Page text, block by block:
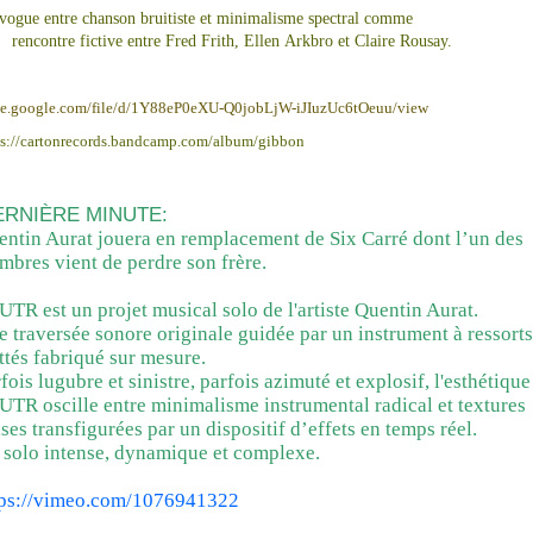
entre chanson bruitiste et minimalisme spectral comme
rencontre fictive entre Fred Frith, Ellen Arkbro et Claire Rousay.
file/d/1Y88eP0eXU-Q0jobLjW-iJIuzUc6tOeuu/view
cartonrecords.bandcamp.com/album/gibbon
MINUTE:
Aurat jouera en remplacement de Six Carré dont l’un des
vient de perdre son frère.
est un projet musical solo de l'artiste Quentin Aurat.
traversée sonore originale guidée par un instrument à ressorts
fabriqué sur mesure.
lugubre et sinistre, parfois azimuté et explosif, l'esthétique
oscille entre minimalisme instrumental radical et textures
transfigurées par un dispositif d’effets en temps réel.
intense, dynamique et complexe.
vimeo.com/1076941322